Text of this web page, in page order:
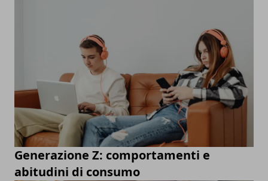
Generazione Z: comportamenti e
abitudini di consumo